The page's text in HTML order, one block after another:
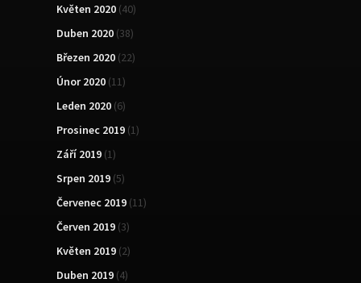
Květen 2020 (40)
Duben 2020 (38)
Březen 2020 (22)
Únor 2020 (11)
Leden 2020 (6)
Prosinec 2019 (1)
Září 2019 (1)
Srpen 2019 (5)
Červenec 2019 (11)
Červen 2019 (3)
Květen 2019 (2)
Duben 2019 (4)